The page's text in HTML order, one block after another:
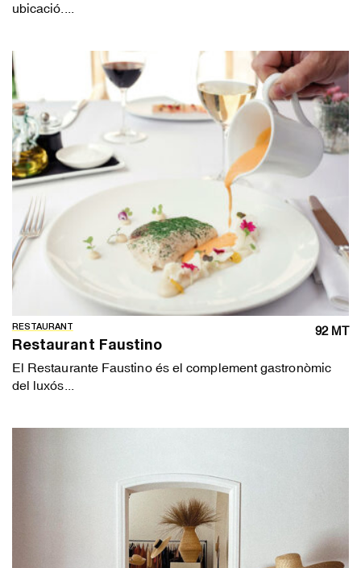
ubicació....
RESTAURANT 92 MT
Restaurant Faustino
El Restaurante Faustino és el complement gastronòmic
del luxós...